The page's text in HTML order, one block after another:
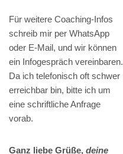
Für weitere Coaching-Infos
schreib mir per WhatsApp
oder E-Mail, und wir können
ein Infogespräch vereinbaren.
Da ich telefonisch oft schwer
erreichbar bin, bitte ich um
eine schriftliche Anfrage
vorab.
Ganz liebe Grüße, deine